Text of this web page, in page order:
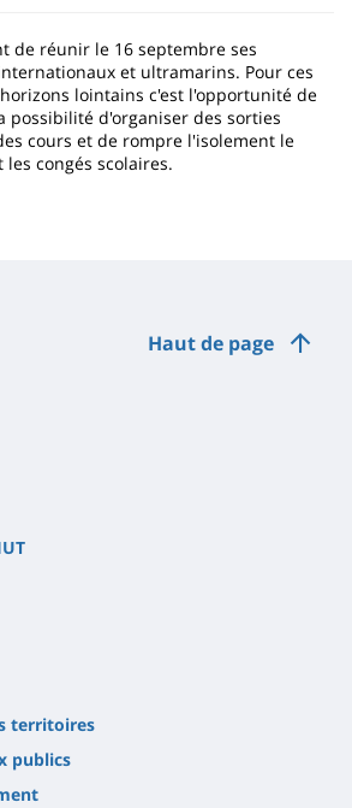
de réunir le 16 septembre ses
et ultramarins. Pour ces
lointains c'est l'opportunité de
possibilité d'organiser des sorties
cours et de rompre l'isolement le
congés scolaires.
Haut de page
territoires
publics